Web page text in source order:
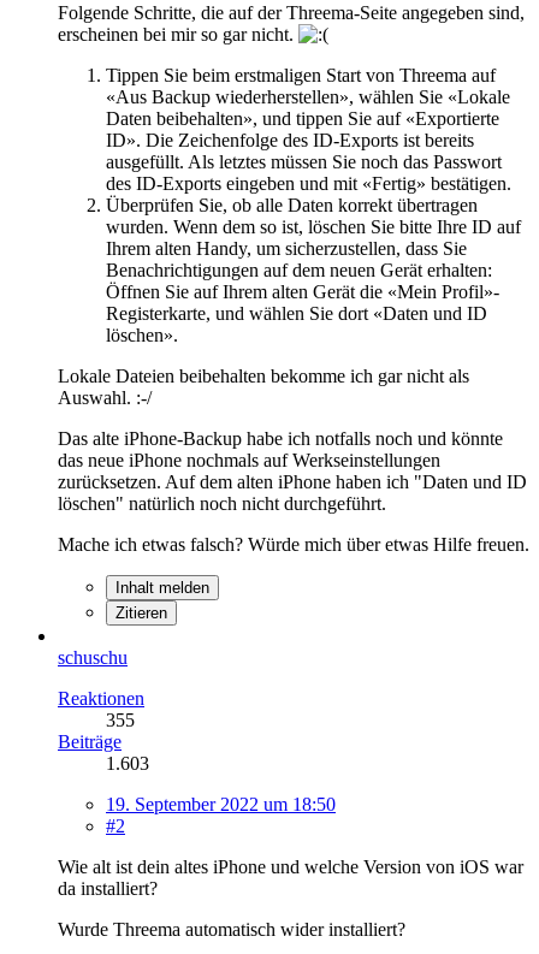
Folgende Schritte, die auf der Threema-Seite angegeben sind,
erscheinen bei mir so gar nicht.
Tippen Sie beim erstmaligen Start von Threema auf
«Aus Backup wiederherstellen», wählen Sie «Lokale
Daten beibehalten», und tippen Sie auf «Exportierte
ID». Die Zeichenfolge des ID-Exports ist bereits
ausgefüllt. Als letztes müssen Sie noch das Passwort
des ID-Exports eingeben und mit «Fertig» bestätigen.
Überprüfen Sie, ob alle Daten korrekt übertragen
wurden. Wenn dem so ist, löschen Sie bitte Ihre ID auf
Ihrem alten Handy, um sicherzustellen, dass Sie
Benachrichtigungen auf dem neuen Gerät erhalten:
Öffnen Sie auf Ihrem alten Gerät die «Mein Profil»-
Registerkarte, und wählen Sie dort «Daten und ID
löschen».
Lokale Dateien beibehalten bekomme ich gar nicht als
Auswahl. :-/
Das alte iPhone-Backup habe ich notfalls noch und könnte
das neue iPhone nochmals auf Werkseinstellungen
zurücksetzen. Auf dem alten iPhone haben ich "Daten und ID
löschen" natürlich noch nicht durchgeführt.
Mache ich etwas falsch? Würde mich über etwas Hilfe freuen.
Inhalt melden
Zitieren
schuschu
Reaktionen
355
Beiträge
1.603
19. September 2022 um 18:50
#2
Wie alt ist dein altes iPhone und welche Version von iOS war
da installiert?
Wurde Threema automatisch wider installiert?